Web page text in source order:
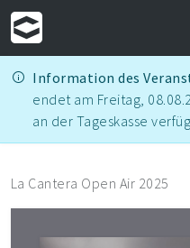
Information des
endet am Freitag,
an der Tageskasse
La Cantera Open Air 2025